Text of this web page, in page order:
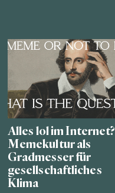
Alles lol im Internet?
Memekultur als
Gradmesser für
gesellschaftliches
Klima